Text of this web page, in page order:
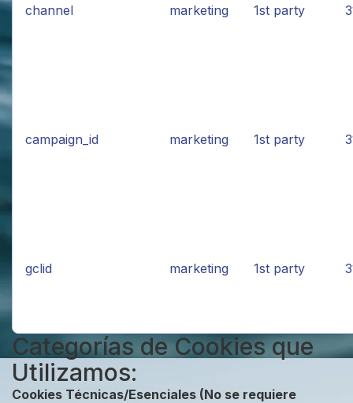
channel marketing 1st party
campaign_id marketing 1st party
gclid marketing 1st party
Categorías de Cookies que
Utilizamos:
Cookies Técnicas/Esenciales (No se requiere